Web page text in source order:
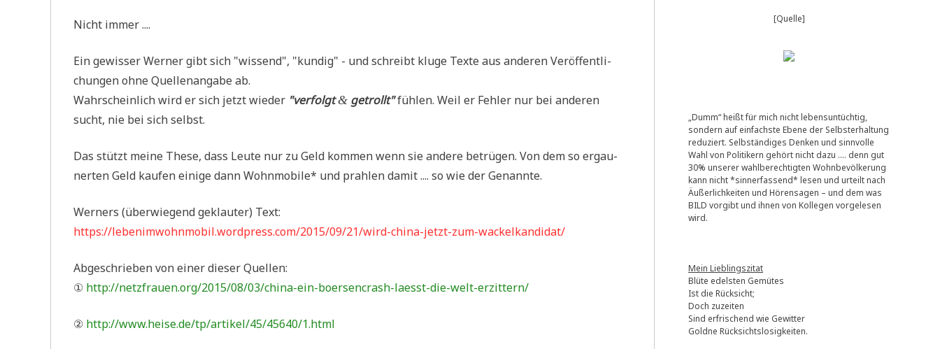
Nicht immer ....
Ein gewis­ser Wer­ner gibt sich "wis­send", "kun­dig" - und schreibt klu­ge Tex­te aus ande­ren Ver­öf­fent­li­
chun­gen ohne Quel­len­an­ga­be ab.
Wahr­schein­lich wird er sich jetzt wie­der "ver­folgt& getrollt"füh­len. Weil er Feh­ler nur bei ande­ren
sucht, nie bei sich selbst.
Das stützt mei­ne The­se, dass Leu­te nur zu Geld kom­men wenn sie ande­re betrü­gen. Von dem so ergau­
ner­ten Geld kau­fen eini­ge dann Wohn­mo­bi­le* und prah­len damit .... so wie der Genannte.
Wer­ners (über­wie­gend geklau­ter) Text:
https://lebenimwohnmobil.wordpress.com/2015/09/21/wird-china-jetzt-zum-wackelkandidat/
Abge­schrie­ben von einer die­ser Quellen:
① http://netzfrauen.org/2015/08/03/china-ein-boersencrash-laesst-die-welt-erzittern/
② http://www.heise.de/tp/artikel/45/45640/1.html
[Quelle]
„Dumm“ heißt für mich nicht lebensuntüchtig,
sondern auf einfachste Ebene der Selbsterhaltung
reduziert. Selbständiges Denken und sinnvolle
Wahl von Politikern gehört nicht dazu …. denn gut
30% unserer wahlberechtigten Wohnbevölkerung
kann nicht *sinnerfassend* lesen und urteilt nach
Äußerlichkeiten und Hörensagen – und dem was
BILD vorgibt und ihnen von Kollegen vorgelesen
wird.
Mein Lieblingszitat
Blüte edelsten Gemütes
Ist die Rücksicht;
Doch zuzeiten
Sind erfrischend wie Gewitter
Goldne Rücksichtslosigkeiten.